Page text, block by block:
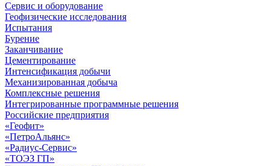
Сервис и оборудование
Геофизические исследования
Испытания
Бурение
Заканчивание
Цементирование
Интенсификация добычи
Механизированная добыча
Комплексные решения
Интегрированные программные решения
Российские предприятия
«Геофит»
«ПетроАльянс»
«Радиус-Сервис»
«ТОЭЗ ГП»